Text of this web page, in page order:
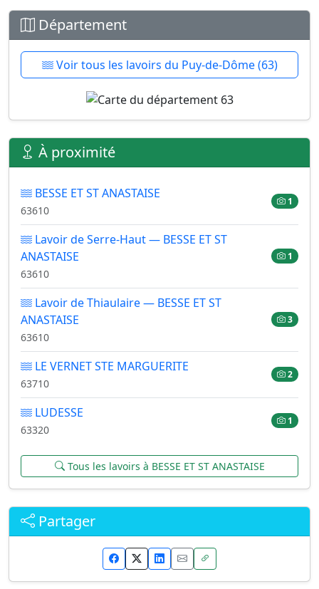
Département
Voir tous les lavoirs du Puy-de-Dôme (63)
À proximité
BESSE ET ST ANASTAISE
63610
1
Lavoir de Serre-Haut — BESSE ET ST
ANASTAISE
63610
1
Lavoir de Thiaulaire — BESSE ET ST
ANASTAISE
63610
3
LE VERNET STE MARGUERITE
63710
2
LUDESSE
63320
1
Tous les lavoirs à BESSE ET ST ANASTAISE
Partager